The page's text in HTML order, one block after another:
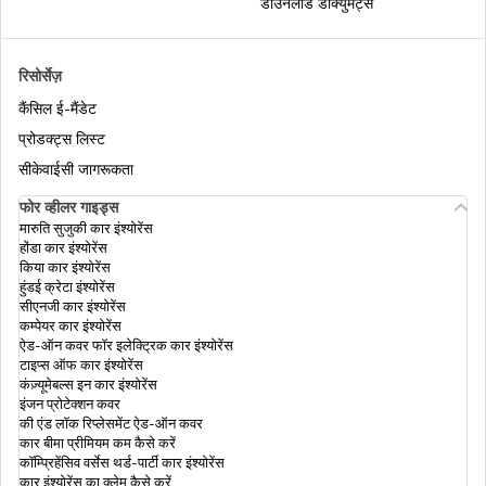
क्यों आपको अपनी वाहन की बढ़ी हुई IDV वैल्यू चुनना
चाहिए ?
रिसोर्सेज़
कैंसिल ई-मैंडेट
प्रोडक्ट्स लिस्ट
सीकेवाईसी जागरूकता
फोर व्हीलर गाइड्स
मारुति सुजुकी कार इंश्योरेंस
होंडा कार इंश्योरेंस
किया कार इंश्योरेंस
हुंडई क्रेटा इंश्योरेंस
सीएनजी कार इंश्योरेंस
कम्पेयर कार इंश्योरेंस
ऐड-ऑन कवर फॉर इलेक्ट्रिक कार इंश्योरेंस
टाइप्स ऑफ कार इंश्योरेंस
कंज़्यूमेबल्स इन कार इंश्योरेंस
इंजन प्रोटेक्शन कवर
की एंड लॉक रिप्लेसमेंट ऐड-ऑन कवर
कार बीमा प्रीमियम कम कैसे करें
कॉम्प्रिहेंसिव वर्सेस थर्ड-पार्टी कार इंश्योरेंस
कार इंश्योरेंस का क्लेम कैसे करें